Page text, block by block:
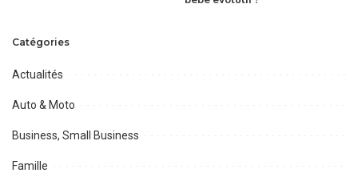
Catégories
Actualités
Auto & Moto
Business, Small Business
Famille